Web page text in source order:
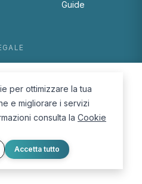
Guide
Policy
— InBuoneMani
per ottimizzare la tua
e migliorare i servizi
consulta la Cookie
Accetta tutto